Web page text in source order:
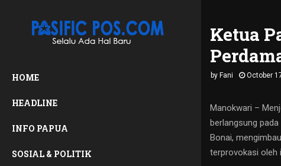
HOME
HEADLINE
INFO PAPUA
SOSIAL & POLITIK
Ketua
by Fani October
Manokwari –
berlangsung
Bonai,
terprovokasi oleh